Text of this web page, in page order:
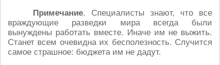
Примечание. Специалисты знают, что все
враждующие разведки мира всегда были
вынуждены работать вместе. Иначе им не выжить.
Станет всем очевидна их бесполезность. Случится
самое страшное: бюджета им не дадут.